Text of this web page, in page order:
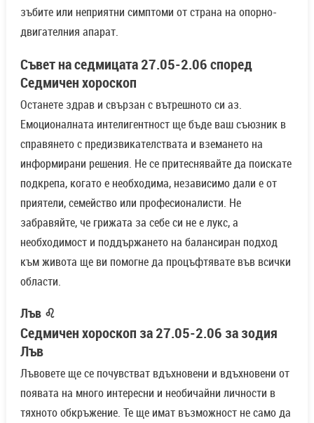
зъбите или неприятни симптоми от страна на опорно-
двигателния апарат.
Съвет на седмицата 27.05-2.06 според
Седмичен хороскоп
Останете здрав и свързан с вътрешното си аз.
Емоционалната интелигентност ще бъде ваш съюзник в
справянето с предизвикателствата и вземането на
информирани решения. Не се притеснявайте да поискате
подкрепа, когато е необходима, независимо дали е от
приятели, семейство или професионалисти. Не
забравяйте, че грижата за себе си не е лукс, а
необходимост и поддържането на балансиран подход
към живота ще ви помогне да процъфтявате във всички
области.
Лъв ♌
Седмичен хороскоп за 27.05-2.06 за зодия
Лъв
Лъвовете ще се почувстват вдъхновени и вдъхновени от
появата на много интересни и необичайни личности в
тяхното обкръжение. Те ще имат възможност не само да